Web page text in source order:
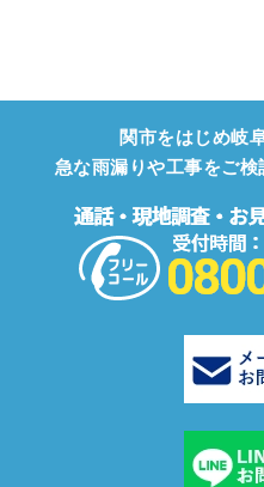
関市をはじめ岐
急な雨漏りや工事をご検